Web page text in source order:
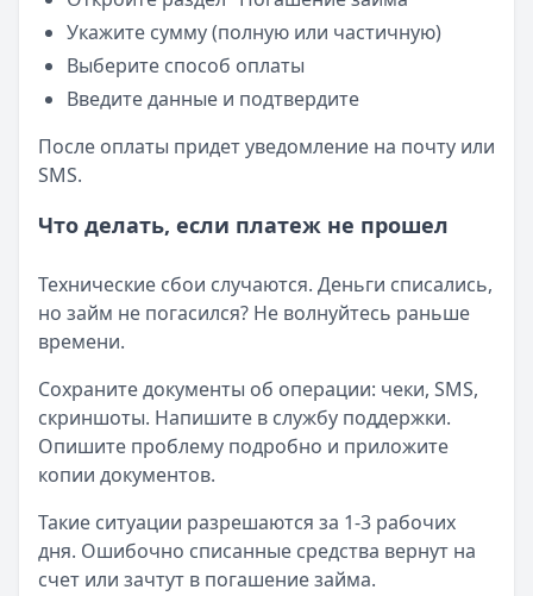
Укажите сумму (полную или частичную)
Выберите способ оплаты
Введите данные и подтвердите
После оплаты придет уведомление на почту или
SMS.
Что делать, если платеж не прошел
Технические сбои случаются. Деньги списались,
но займ не погасился? Не волнуйтесь раньше
времени.
Сохраните документы об операции: чеки, SMS,
скриншоты. Напишите в службу поддержки.
Опишите проблему подробно и приложите
копии документов.
Такие ситуации разрешаются за 1-3 рабочих
дня. Ошибочно списанные средства вернут на
счет или зачтут в погашение займа.